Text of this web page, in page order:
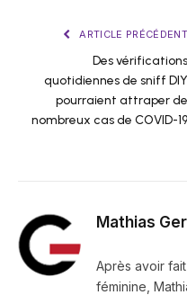
ARTICLE PRÉCÉDENT
Des vérifications
quotidiennes de sniff DIY
pourraient attraper de
nombreux cas de COVID-19
Mathias
Après avoir
féminine,